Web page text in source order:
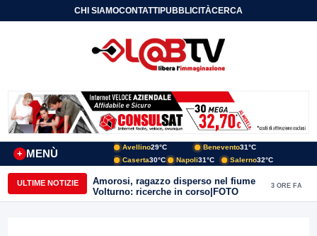
CHI SIAMOCONTATTIPUBBLICITÀCERCA
MENÙ
+
Avellino29°C Benevento31°C
Caserta30°C Napoli31°C Salerno32°C
ULTIME NOTIZIE
Amorosi, ragazzo disperso nel fiume
Volturno: ricerche in corso|FOTO
3 ORE FA